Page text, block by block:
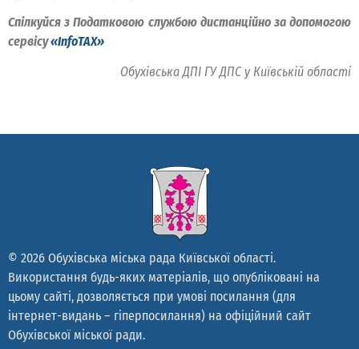
Спілкуйся з Податковою службою дистанційно за допомогою
сервісу«InfoTAX»
Обухівська ДПІ ГУ ДПС у Київській області
© 2026 Обухівська міська рада Київської області.
Використання будь-яких матеріалів, що опубліковані на
цьому сайті, дозволяється при умові посилання (для
інтернет-видань – гіперпосилання) на офіційний сайт
Обухівської міської ради.